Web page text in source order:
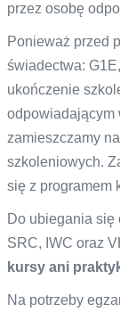
przez osobę
Ponieważ przed
świadectwa:
ukończenie
odpowiadającym
zamieszczamy
szkoleniowych.
się z programem
Do ubiegania się
SRC, IWC oraz
kursy ani
Na potrzeby